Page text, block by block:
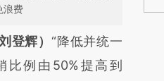
浪费
段话：本文由第三方
新文章
登辉）“降低并统一
比例由50%提高到